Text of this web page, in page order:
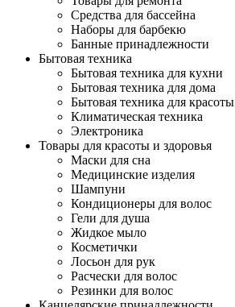
Средства для бассейна
Наборы для барбекю
Банные принадлежности
Бытовая техника
Бытовая техника для кухни
Бытовая техника для дома
Бытовая техника для красоты
Климатическая техника
Электроника
Товары для красоты и здоровья
Маски для сна
Медицинские изделия
Шампуни
Кондиционеры для волос
Гели для душа
Жидкое мыло
Косметички
Лосьон для рук
Расчески для волос
Резинки для волос